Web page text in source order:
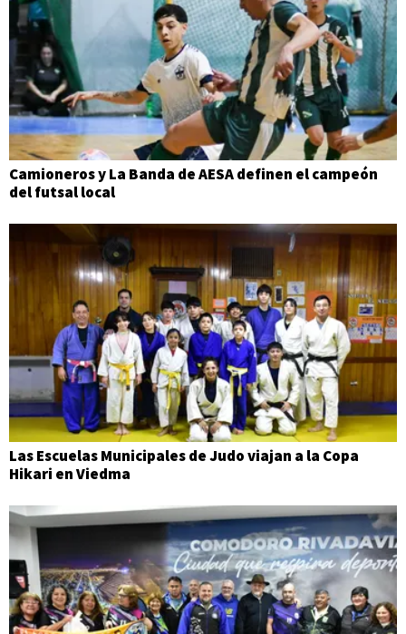
Camioneros y La Banda de AESA definen el campeón
del futsal local
Las Escuelas Municipales de Judo viajan a la Copa
Hikari en Viedma